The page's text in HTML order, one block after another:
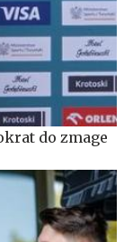
do zmage